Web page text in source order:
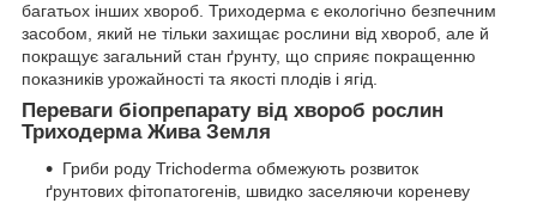
багатьох інших хвороб. Триходерма є екологічно безпечним
засобом, який не тільки захищає рослини від хвороб, але й
покращує загальний стан ґрунту, що сприяє покращенню
показників урожайності та якості плодів і ягід.
Переваги біопрепарату від хвороб рослин
Триходерма Жива Земля
Гриби роду Trichoderma обмежують розвиток
ґрунтових фітопатогенів, швидко заселяючи кореневу